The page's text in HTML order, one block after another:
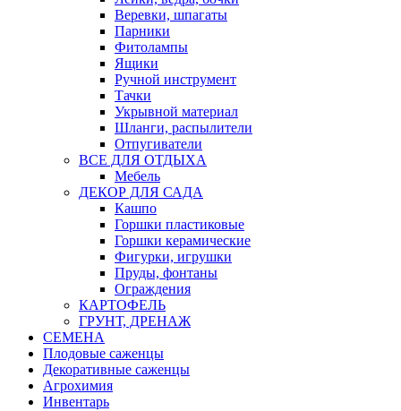
Веревки, шпагаты
Парники
Фитолампы
Ящики
Ручной инструмент
Тачки
Укрывной материал
Шланги, распылители
Отпугиватели
ВСЕ ДЛЯ ОТДЫХА
Мебель
ДЕКОР ДЛЯ САДА
Кашпо
Горшки пластиковые
Горшки керамические
Фигурки, игрушки
Пруды, фонтаны
Ограждения
КАРТОФЕЛЬ
ГРУНТ, ДРЕНАЖ
СЕМЕНА
Плодовые саженцы
Декоративные саженцы
Агрохимия
Инвентарь